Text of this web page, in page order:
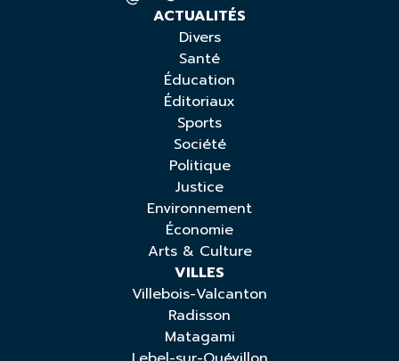
ACTUALITÉS
Divers
Santé
Éducation
Éditoriaux
Sports
Société
Politique
Justice
Environnement
Économie
Arts & Culture
VILLES
Villebois-Valcanton
Radisson
Matagami